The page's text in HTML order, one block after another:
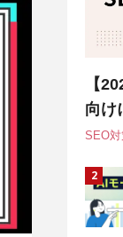
【
向け
SEO